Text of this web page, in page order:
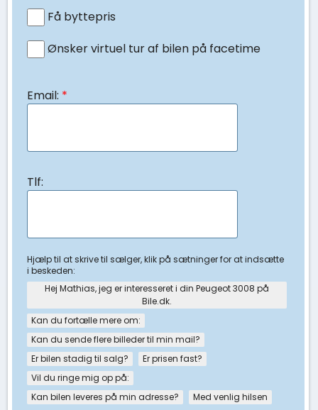
Få byttepris
Ønsker virtuel tur af bilen på facetime
Email: *
Tlf:
Hjælp til at skrive til sælger, klik på sætninger for at indsætte
i beskeden:
Hej Mathias, jeg er interesseret i din Peugeot 3008 på
Bile.dk.
Kan du fortælle mere om:
Kan du sende flere billeder til min mail?
Er bilen stadig til salg?
Er prisen fast?
Vil du ringe mig op på:
Kan bilen leveres på min adresse?
Med venlig hilsen